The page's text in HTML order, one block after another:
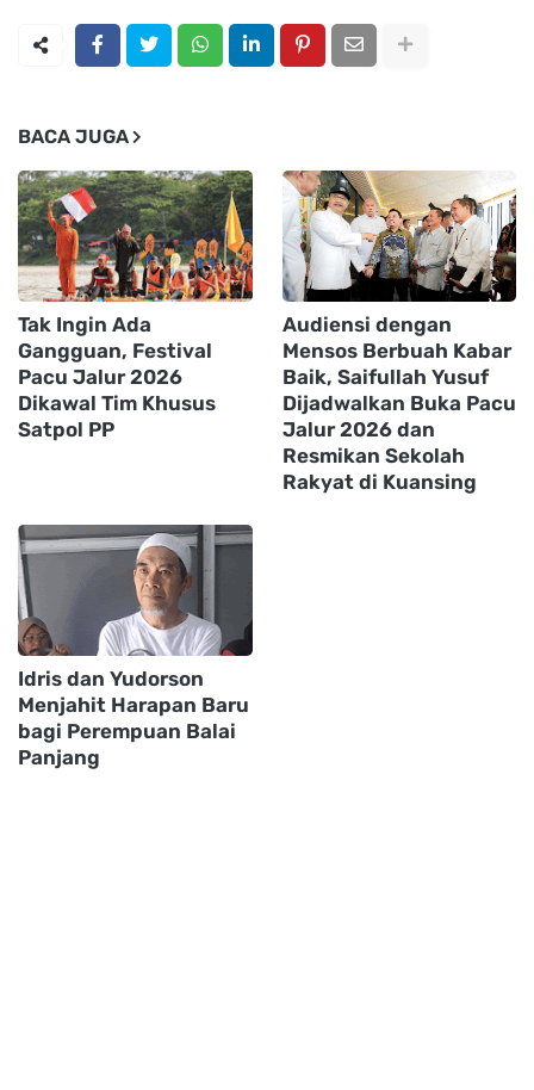
BACA JUGA
Tak Ingin Ada
Gangguan, Festival
Pacu Jalur 2026
Dikawal Tim Khusus
Satpol PP
Audiensi dengan
Mensos Berbuah Kabar
Baik, Saifullah Yusuf
Dijadwalkan Buka Pacu
Jalur 2026 dan
Resmikan Sekolah
Rakyat di Kuansing
Idris dan Yudorson
Menjahit Harapan Baru
bagi Perempuan Balai
Panjang